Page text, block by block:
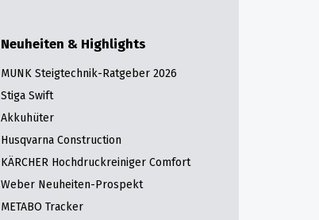
Neuheiten & Highlights
MUNK Steigtechnik-Ratgeber 2026
Stiga Swift
Akkuhüter
Husqvarna Construction
KÄRCHER Hochdruckreiniger Comfort
Weber Neuheiten-Prospekt
METABO Tracker